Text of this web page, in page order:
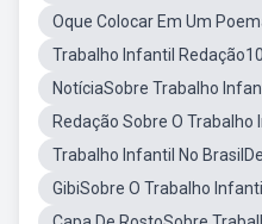
Oque Colocar Em Um
Trabalho Infantil
NotíciaSobre Trabalho
Redação Sobre O Trabalho
Trabalho Infantil No
GibiSobre O Trabalho